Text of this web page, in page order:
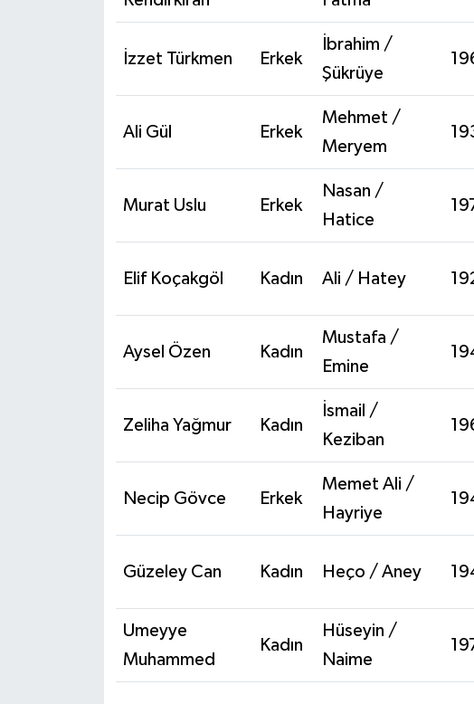
İzzet Türkmen Erkek
İbrahim /
Şükrüye
Ali Gül Erkek
Mehmet /
Meryem
Murat Uslu Erkek
Nasan /
Hatice
Elif Koçakgöl Kadın Ali / Hatey
Aysel Özen Kadın
Mustafa /
Emine
Zeliha Yağmur Kadın
İsmail /
Keziban
Necip Gövce Erkek
Memet Ali /
Hayriye
Güzeley Can Kadın Heço / Aney
Umeyye
Muhammed
Kadın
Hüseyin /
Naime